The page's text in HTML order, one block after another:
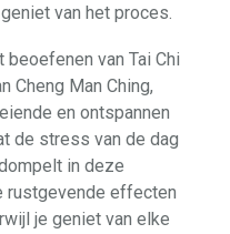
van het proces.
van Tai Chi
Cheng Man Ching,
en ontspannen
de stress van de dag
in deze
rustgevende effecten
je geniet van elke